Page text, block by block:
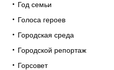
Год семьи
Голоса героев
Городская среда
Городской репортаж
Горсовет